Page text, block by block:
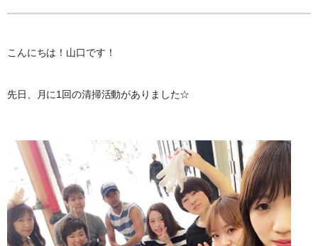
こんにちは！山口です！
先日、月に1回の清掃活動がありました☆